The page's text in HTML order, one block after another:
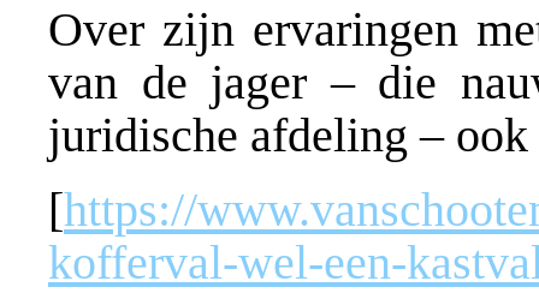
Over zijn ervaringen
van de jager – die
juridische afdeling –
[https://
kofferval-wel-een-